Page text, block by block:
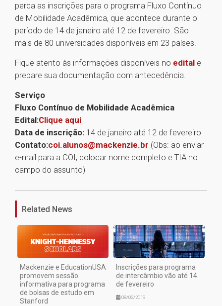
perca as inscrições para o programa Fluxo Contínuo
de Mobilidade Acadêmica, que acontece durante o
período de 14 de janeiro até 12 de fevereiro. São
mais de 80 universidades disponíveis em 23 países.
Fique atento às informações disponíveis no edital e
prepare sua documentação com antecedência.
Serviço
Fluxo Contínuo de Mobilidade Acadêmica
Edital:Clique aqui
Data de inscrição: 14 de janeiro até 12 de fevereiro
Contato:coi.alunos@mackenzie.br (Obs: ao enviar
e-mail para a COI, colocar nome completo e TIA no
campo do assunto)
Related News
Mackenzie e EducationUSA
promovem sessão
informativa para programa
de bolsas de estudo em
Stanford
Inscrições para programa
de intercâmbio vão até 14
de fevereiro
08/02/2019